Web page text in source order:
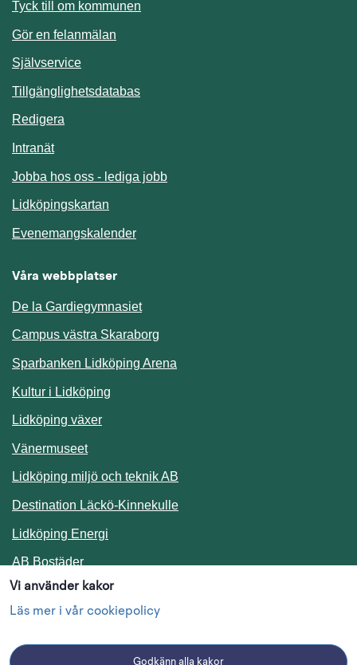
Vi använder kakor
Läs mer i vår cookiepolicy
Godkänn alla kakor
Tyck till om kommunen
Gör en felanmälan
SjälvserviceLänk till annan webbplats.
TillgänglighetsdatabasLänk till annan webbplats.
Redigera
IntranätLänk till annan webbplats.
Jobba hos oss - lediga jobb
Lidköpingskartan
EvenemangskalenderLänk till annan webbplats.
Våra webbplatser
De la Gardiegymnasiet
Campus västra Skaraborg
Sparbanken Lidköping Arena
Kultur i Lidköping
Lidköping växer
Vänermuseet
Lidköping miljö och teknik AB
Destination Läckö-KinnekulleLänk till annan webbplats.
Lidköping Energi
AB BostäderLänk till annan webbplats.
Följ oss i sociala medier